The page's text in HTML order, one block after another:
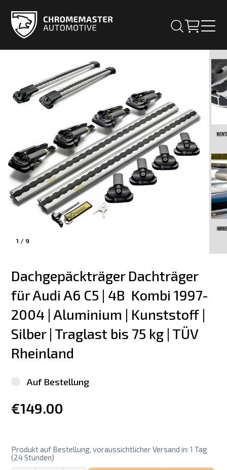
1 / 9
Dachgepäckträger Dachträger
für Audi A6 C5 | 4B  Kombi 1997-
2004 | Aluminium | Kunststoff |
Silber | Traglast bis 75 kg | TÜV
Rheinland
Auf Bestellung
€149.00
Produkt auf Bestellung, voraussichtlicher Versand in: 1 Tag
(24 Stunden)